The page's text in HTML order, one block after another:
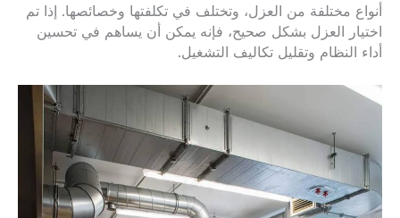
أنواع مختلفة من العزل، وتختلف في تكلفتها وخصائصها. إذا تم
اختيار العزل بشكل صحيح، فإنه يمكن أن يساهم في تحسين
أداء النظام وتقليل تكاليف التشغيل.